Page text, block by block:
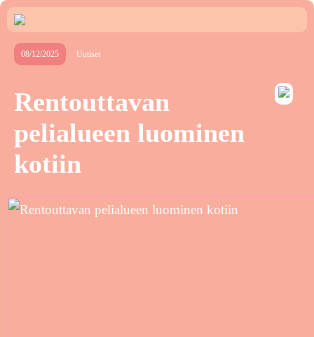
08/12/2025 Uutiset
Rentouttavan
pelialueen luominen
kotiin